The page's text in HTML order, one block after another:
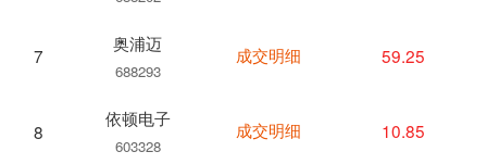
7
奥浦迈
688293
8
依顿电子
603328
成交明细 59.25
成交明细 10.85